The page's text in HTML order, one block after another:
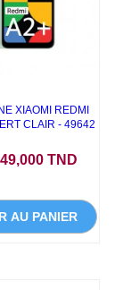
XIAOMI REDMI
CLAIR - 49642
TND
AU PANIER